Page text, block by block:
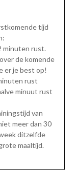
tijd
minuten rust.
de komende
er je best op!
rust
minuut rust
van
meer dan 30
ditzelfde
maaltijd.